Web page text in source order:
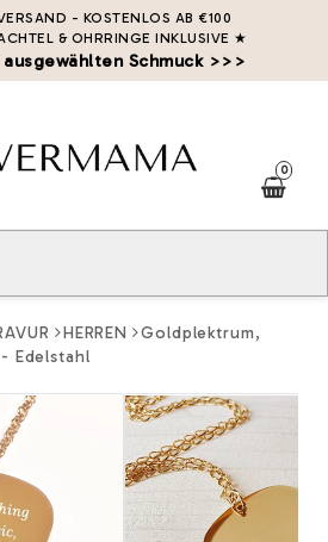
- KOSTENLOS AB €100
& OHRRINGE INKLUSIVE ★
ausgewählten Schmuck >>>
0
HERREN
Goldplektrum,
Edelstahl